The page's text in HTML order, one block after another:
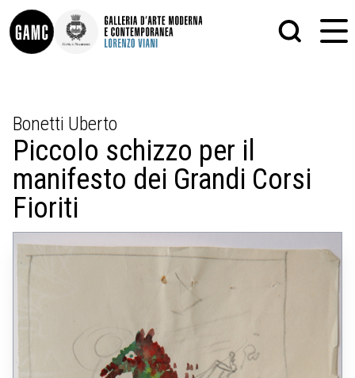
CONTATTI
DIDATTICA
SHOP
LE COLLEZIONI
GLI AUTORI
MOSTRE
EVENTI
SCULTURA
STAMPA
ALTRO
MATRICI XILOGRAFICHE
Bonetti Uberto
Piccolo schizzo per il
manifesto dei Grandi Corsi
Fioriti